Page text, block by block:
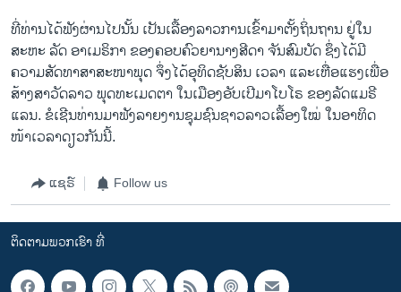
ທີ່ທ່ານໄດ້ຟັງຜ່ານໄປນັ້ນ ເປັນເລື້ອງລາວການເຂົ້າມາຕັ້ງຖິ່ນຖານ ຢູ່ໃນ
ສະຫະ ລັດ ອາເມຣິກາ ຂອງຄອບຄົວຍານາງສີດາ ຈັນສົມບັດ ຊຶ່ງໄດ້ມີ
ຄວາມສັດທາສາສະໜາພຸດ ຈຶ່ງໄດ້ອຸທິດຊັບສິນ ເວລາ ແລະເຫື່ອແຮງເພື່ອ
ສ້າງສາວັດລາວ ພຸດທະເມດຕາ ໃນເມືອງອັບເປີມາໂບໂຣ ຂອງລັດແມຣີ
ແລນ. ຂໍເຊີນທ່ານມາຟັງລາຍງານຊຸມຊົນຊາວລາວເລື້ອງໃໝ່ ໃນອາທິດ
ໜ້າເວລາດຽວກັນນີ້.
ແຊຣ໌ Follow us
ຕິດຕາມພວກເຮົາ ທີ່